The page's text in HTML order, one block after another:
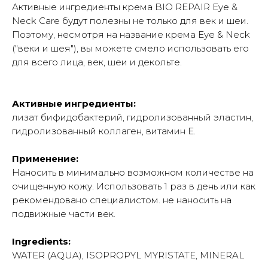
Активные ингредиенты крема BIO REPAIR Eye &
Neck Care будут полезны не только для век и шеи.
Поэтому, несмотря на название крема Eye & Neck
("веки и шея"), вы можете смело использовать его
для всего лица, век, шеи и декольте.
Активные ингредиенты:
лизат бифидобактерий, гидролизованный эластин,
гидролизованный коллаген, витамин Е.
Применение:
Наносить в минимально возможном количестве на
очищенную кожу. Использовать 1 раз в день или как
рекомендовано специалистом. не наносить на
подвижные части век.
Ingredients:
WATER (AQUA), ISOPROPYL MYRISTATE, MINERAL